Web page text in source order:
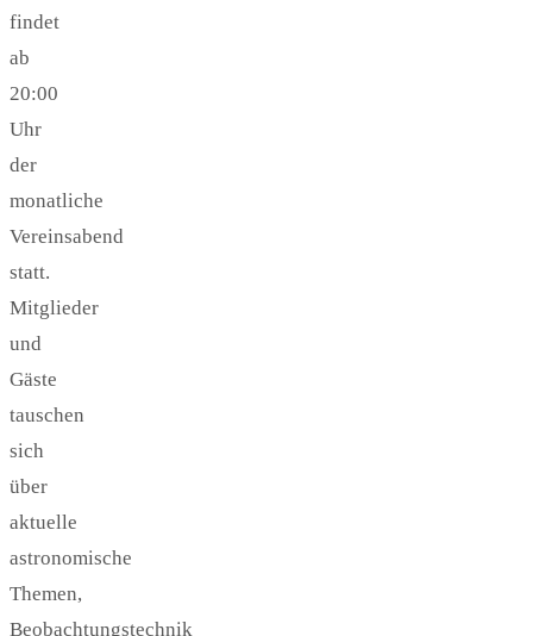
findet
ab
20:00
Uhr
der
monatliche
Vereinsabend
statt.
Mitglieder
und
Gäste
tauschen
sich
über
aktuelle
astronomische
Themen,
Beobachtungstechnik